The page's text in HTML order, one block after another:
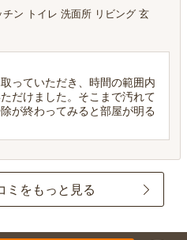
チン トイレ 洗面所 リビング 玄
っていただき、時間の範囲内
だけました。そこまで汚れて
が終わってみると部屋が明る
ミをもっと見る